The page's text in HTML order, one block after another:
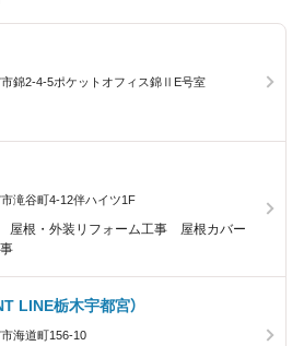
錦2-4-5ポケットオフィス錦ⅡE号室
滝谷町4-12伴ハイツ1F
屋根・外装リフォーム工事 屋根カバー
LINE栃木宇都宮）
海道町156-10